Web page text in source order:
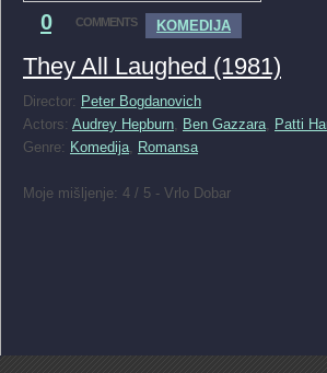
0 COMMENTS KOMEDIJA
They All Laughed (1981)
Director: Peter Bogdanovich
Actors: Audrey Hepburn Ben Gazzara
Patti
Genre: Komedija Romansa
Moje mišljenje: 4 / 5 - Vrlo Dobar